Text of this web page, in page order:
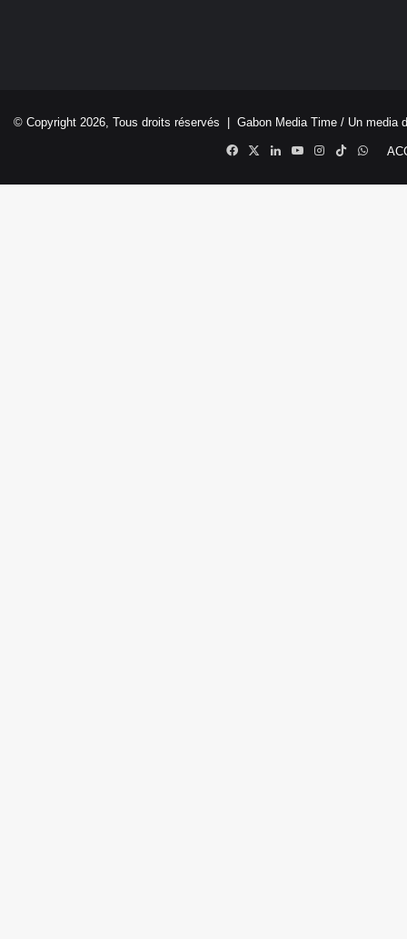
© Copyright 2026, Tous droits réservés | Gabon Media Time / Un media
Facebook
X LinkedinYouTubeInstagram
TikTok